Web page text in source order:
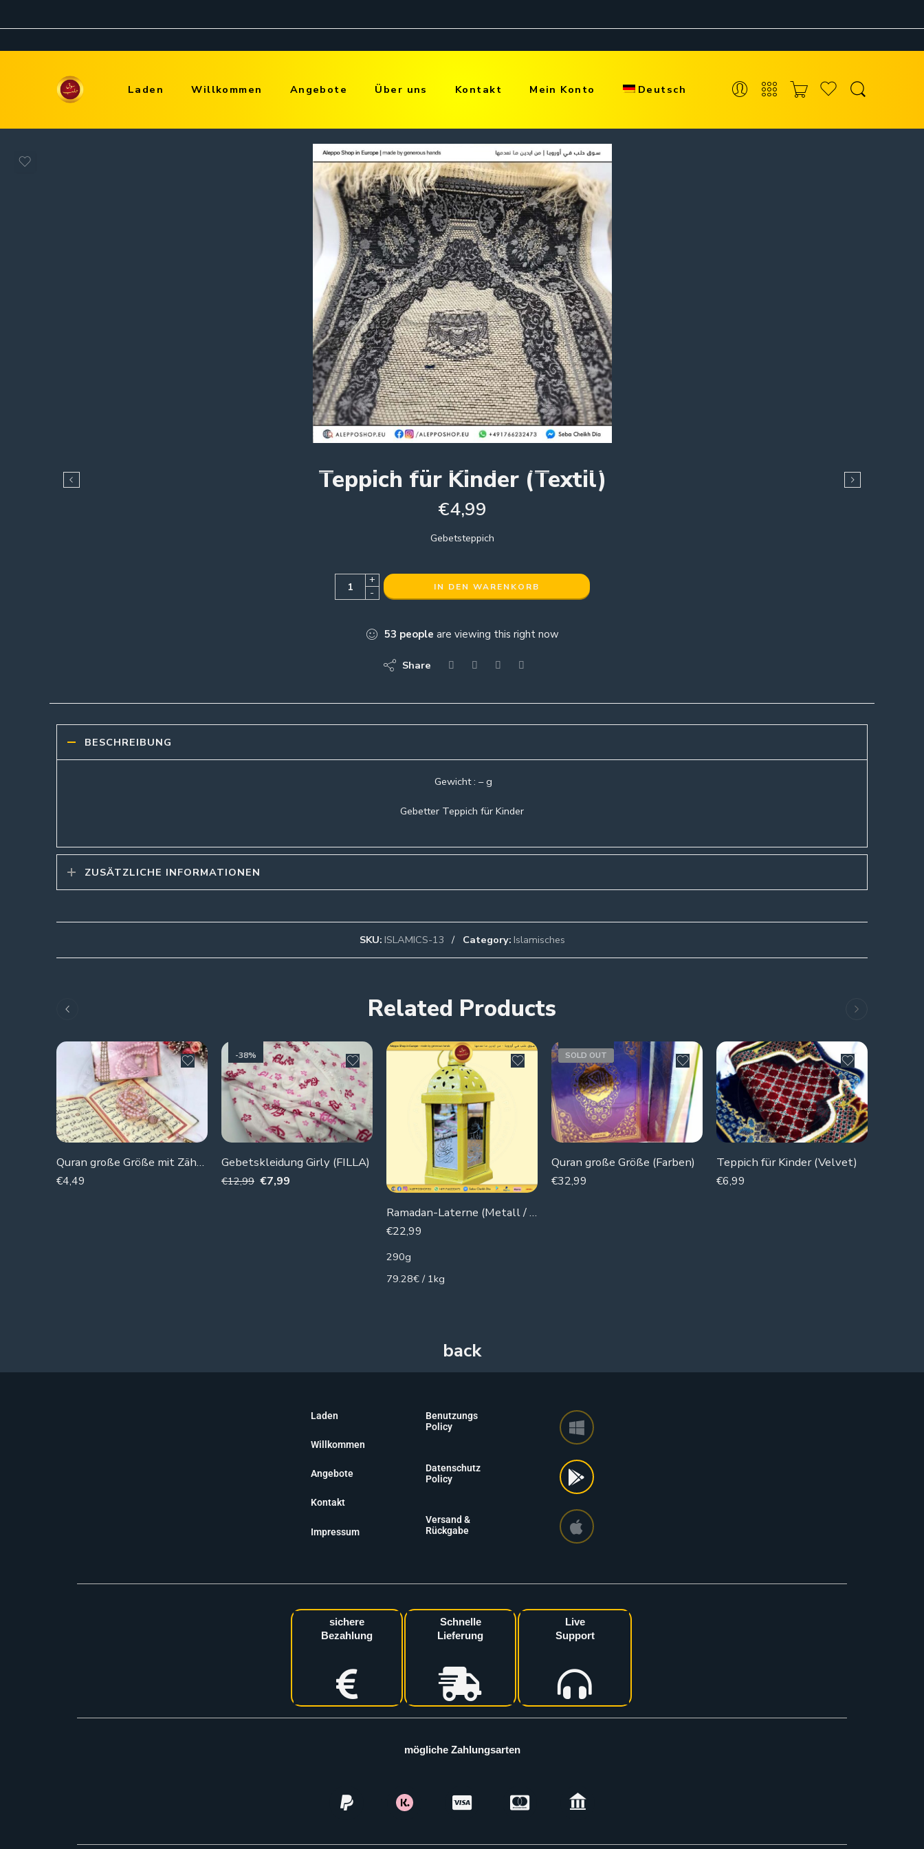
Laden Willkommen Angebote Über uns Kontakt Mein Konto Deutsch
Teppich für Kinder (Textil)
€4,99
Gebetsteppich
+
-
IN DEN WARENKORB
53 people are viewing this right now
Share
BESCHREIBUNG
Gewicht : – g
Gebetter Teppich für Kinder
ZUSÄTZLICHE INFORMATIONEN
SKU: ISLAMICS-13 Category: Islamisches
Related Products
Quran große Größe mit Zähler (Samtrosa)
€4,49
-38%
Gebetskleidung Girly (FILLA)
€12,99 €7,99
Ramadan-Laterne (Metall / Spiegelglas)
€22,99
290g
79.28€ / 1kg
SOLD OUT
Quran große Größe (Farben)
€32,99
Teppich für Kinder (Velvet)
€6,99
Laden
Willkommen
Angebote
Kontakt
Impressum
Benutzungs
Policy
Datenschutz
Policy
Versand &
Rückgabe
sichere
Bezahlung
Schnelle
Lieferung
Live
Support
mögliche Zahlungsarten